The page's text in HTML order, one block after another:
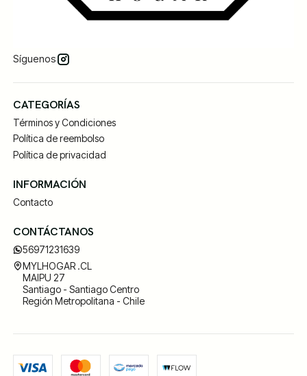
Síguenos
CATEGORÍAS
Términos y Condiciones
Política de reembolso
Política de privacidad
INFORMACIÓN
Contacto
CONTÁCTANOS
56971231639
MYLHOGAR .CL
MAIPU 27
Santiago - Santiago Centro
Región Metropolitana - Chile